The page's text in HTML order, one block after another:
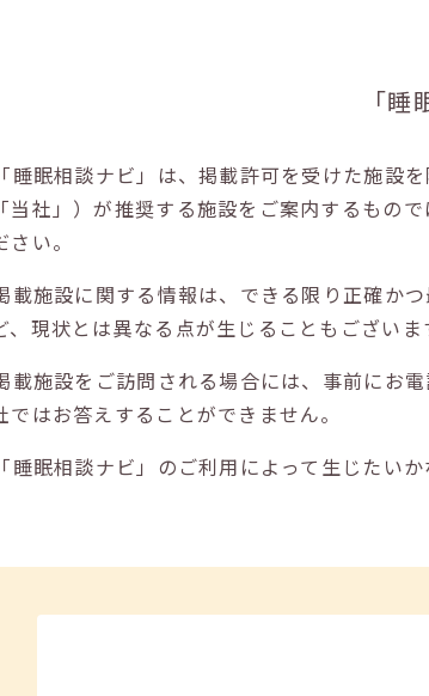
「
睡眠相談ナビ」は、掲載許可を受けた施設
「当社」）が推奨する施設をご案内するもの
さい。
載施設に関する情報は、できる限り正確か
、現状とは異なる点が生じることもございま
載施設をご訪問される場合には、事前にお
ではお答えすることができません。
睡眠相談ナビ」のご利用によって生じたい